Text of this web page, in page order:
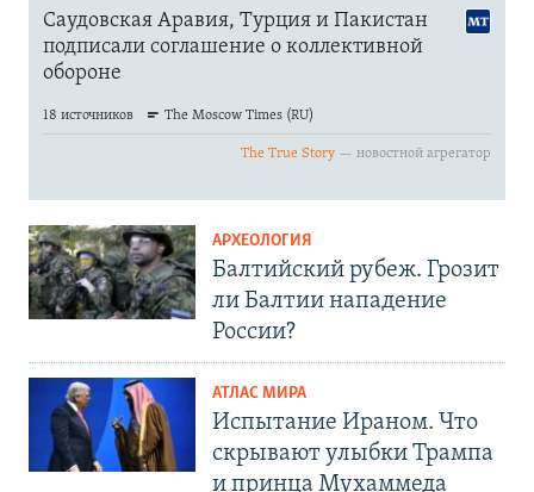
АРХЕОЛОГИЯ
Балтийский рубеж. Грозит
ли Балтии нападение
России?
АТЛАС МИРА
Испытание Ираном. Что
скрывают улыбки Трампа
и принца Мухаммеда